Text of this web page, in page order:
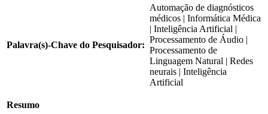
Palavra(s)-Chave do Pesquisador:
Automação de diagnósticos
médicos | Informática Médica
| Inteligência Artificial |
Processamento de Áudio |
Processamento de
Linguagem Natural | Redes
neurais | Inteligência
Artificial
Resumo